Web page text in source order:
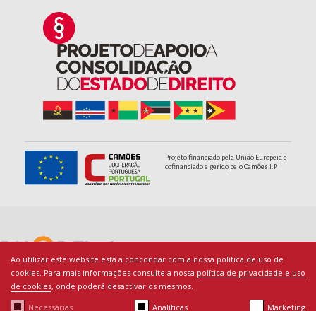
Ao utilizar este website está a concondar com a nossa política de uso de
cookies. Para mais informações consulte a nossa política de privacidade e uso
de cookies, onde poderá desactivar os mesmos.
Necessárias
Analíticas Marketing
Projeto financiado pela União Europeia e
cofinanciado e gerido pelo Camões I.P